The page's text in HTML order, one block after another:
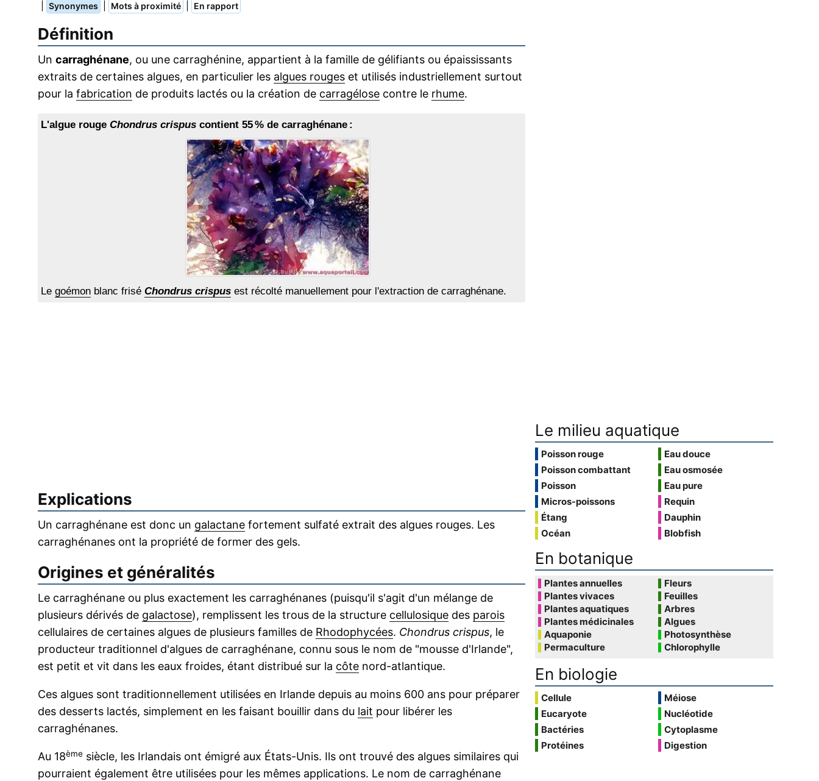
Synonymes Mots à proximité En rapport
Définition
Un carraghénane, ou une carraghénine, appartient à la famille de gélifiants ou épaississants
extraits de certaines algues, en particulier les algues rouges et utilisés industriellement surtout
pour la fabrication de produits lactés ou la création de carragélose contre le rhume.
L'algue rouge Chondrus crispus contient 55 % de carraghénane :
Le goémon blanc frisé Chondrus crispus est récolté manuellement pour l'extraction de carraghénane.
Explications
Un carraghénane est donc un galactane fortement sulfaté extrait des algues rouges. Les
carraghénanes ont la propriété de former des gels.
Origines et généralités
Le carraghénane ou plus exactement les carraghénanes (puisqu'il s'agit d'un mélange de
plusieurs dérivés de galactose), remplissent les trous de la structure cellulosique des parois
cellulaires de certaines algues de plusieurs familles de Rhodophycées. Chondrus crispus, le
producteur traditionnel d'algues de carraghénane, connu sous le nom de "mousse d'Irlande",
est petit et vit dans les eaux froides, étant distribué sur la côte nord-atlantique.
Ces algues sont traditionnellement utilisées en Irlande depuis au moins 600 ans pour préparer
des desserts lactés, simplement en les faisant bouillir dans du lait pour libérer les
carraghénanes.
Au 18ème siècle, les Irlandais ont émigré aux États-Unis. Ils ont trouvé des algues similaires qui
pourraient également être utilisées pour les mêmes applications. Le nom de carraghénane
Le milieu aquatique
Poisson rouge
Poisson combattant
Poisson
Micros-poissons
Étang
Océan
Eau douce
Eau osmosée
Eau pure
Requin
Dauphin
Blobfish
En botanique
Plantes annuelles
Plantes vivaces
Plantes aquatiques
Plantes médicinales
Aquaponie
Permaculture
Fleurs
Feuilles
Arbres
Algues
Photosynthèse
Chlorophylle
En biologie
Cellule
Eucaryote
Bactéries
Protéines
Méiose
Nucléotide
Cytoplasme
Digestion